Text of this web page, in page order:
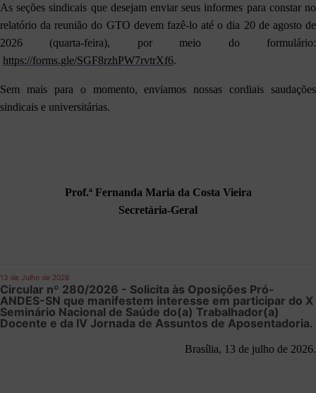
As seções sindicais que desejam enviar seus informes para constar no
relatório da reunião do GTO devem fazê-lo até o dia 20 de agosto de
2026 (quarta-feira), por meio do formulário:
https://forms.gle/SGF8rzhPW7rvtrXf6.
Sem mais para o momento, enviamos nossas cordiais saudações
sindicais e universitárias.
Prof.ª Fernanda Maria da Costa Vieira
Secretária-Geral
13 de Julho de 2026
Circular nº 280/2026 - Solicita às Oposições Pró-
ANDES-SN que manifestem interesse em participar do X
Seminário Nacional de Saúde do(a) Trabalhador(a)
Docente e da IV Jornada de Assuntos de Aposentadoria.
Brasília, 13 de julho de 2026.